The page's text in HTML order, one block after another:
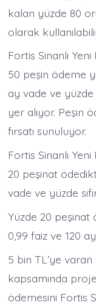
kalan yüzde 80
olarak
Fortis Sinanlı
50 peşin ödeme
ay vade ve yüzde
yer alıyor. Peşin
fırsatı sunuluyor.
Fortis Sinanlı
20 peşinat
vade ve yüzde
Yüzde 20
0,99 faiz ve 120
5 bin TL’ye
kapsamında
ödemesini Fortis